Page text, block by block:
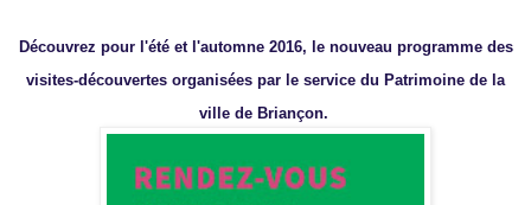
Découvrez pour l'été et l'automne 2016, le nouveau programme des
visites-découvertes organisées par le service du Patrimoine de la
ville de Briançon.